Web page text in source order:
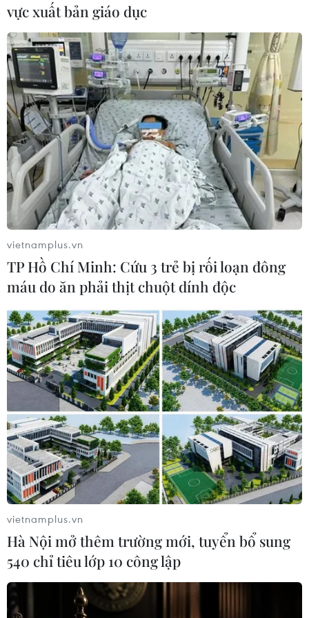
các mẫu xe mới trong thời gian tới./.
(TTXVN/Vietnam+)
#Hyundai Motor #xe SUV
#Xe thể thao đa du ngj
#Sedan
#xe Palisade Hàn Quốc
Theo dõi VietnamPlus
TIN LIÊN QUAN
vực xuất bản giáo dục
vietnamplus.vn
TP Hồ Chí Minh: Cứu 3 trẻ bị rối loạn đông
máu do ăn phải thịt chuột dính độc
vietnamplus.vn
Hà Nội mở thêm trường mới, tuyển bổ sung
540 chỉ tiêu lớp 10 công lập